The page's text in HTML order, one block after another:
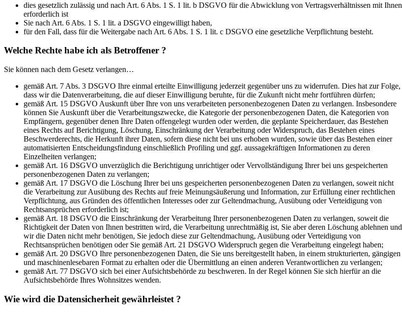
dies gesetzlich zulässig und nach Art. 6 Abs. 1 S. 1 lit. b DSGVO für die Abwicklung von Vertragsverhältnissen mit Ihnen
erforderlich ist
Sie nach Art. 6 Abs. 1 S. 1 lit. a DSGVO eingewilligt haben,
für den Fall, dass für die Weitergabe nach Art. 6 Abs. 1 S. 1 lit. c DSGVO eine gesetzliche Verpflichtung besteht.
Welche Rechte habe ich als Betroffener ?
Sie können nach dem Gesetz verlangen…
gemäß Art. 7 Abs. 3 DSGVO Ihre einmal erteilte Einwilligung jederzeit gegenüber uns zu widerrufen. Dies hat zur Folge,
dass wir die Datenverarbeitung, die auf dieser Einwilligung beruhte, für die Zukunft nicht mehr fortführen dürfen;
gemäß Art. 15 DSGVO Auskunft über Ihre von uns verarbeiteten personenbezogenen Daten zu verlangen. Insbesondere
können Sie Auskunft über die Verarbeitungszwecke, die Kategorie der personenbezogenen Daten, die Kategorien von
Empfängern, gegenüber denen Ihre Daten offengelegt wurden oder werden, die geplante Speicherdauer, das Bestehen
eines Rechts auf Berichtigung, Löschung, Einschränkung der Verarbeitung oder Widerspruch, das Bestehen eines
Beschwerderechts, die Herkunft ihrer Daten, sofern diese nicht bei uns erhoben wurden, sowie über das Bestehen einer
automatisierten Entscheidungsfindung einschließlich Profiling und ggf. aussagekräftigen Informationen zu deren
Einzelheiten verlangen;
gemäß Art. 16 DSGVO unverzüglich die Berichtigung unrichtiger oder Vervollständigung Ihrer bei uns gespeicherten
personenbezogenen Daten zu verlangen;
gemäß Art. 17 DSGVO die Löschung Ihrer bei uns gespeicherten personenbezogenen Daten zu verlangen, soweit nicht
die Verarbeitung zur Ausübung des Rechts auf freie Meinungsäußerung und Information, zur Erfüllung einer rechtlichen
Verpflichtung, aus Gründen des öffentlichen Interesses oder zur Geltendmachung, Ausübung oder Verteidigung von
Rechtsansprüchen erforderlich ist;
gemäß Art. 18 DSGVO die Einschränkung der Verarbeitung Ihrer personenbezogenen Daten zu verlangen, soweit die
Richtigkeit der Daten von Ihnen bestritten wird, die Verarbeitung unrechtmäßig ist, Sie aber deren Löschung ablehnen und
wir die Daten nicht mehr benötigen, Sie jedoch diese zur Geltendmachung, Ausübung oder Verteidigung von
Rechtsansprüchen benötigen oder Sie gemäß Art. 21 DSGVO Widerspruch gegen die Verarbeitung eingelegt haben;
gemäß Art. 20 DSGVO Ihre personenbezogenen Daten, die Sie uns bereitgestellt haben, in einem strukturierten, gängigen
und maschinenlesebaren Format zu erhalten oder die Übermittlung an einen anderen Verantwortlichen zu verlangen;
gemäß Art. 77 DSGVO sich bei einer Aufsichtsbehörde zu beschweren. In der Regel können Sie sich hierfür an die
Aufsichtsbehörde Ihres Wohnsitzes wenden.
Wie wird die Datensicherheit gewährleistet ?